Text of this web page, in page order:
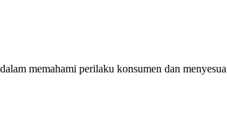
memahami perilaku konsumen dan